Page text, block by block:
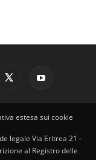
estesa sui cookie
legale Via Eritrea 21 -
al Registro delle